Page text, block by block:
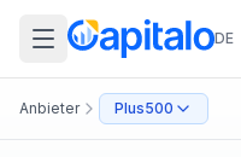
DE
Anbieter Plus500